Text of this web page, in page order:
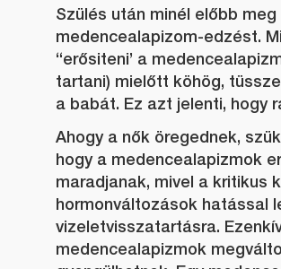
Szülés után minél előbb
medencealapizom-edzést.
“erősiteni’ a
tartani) mielőtt köhög,
a babát. Ez azt jelenti, hogy
Ahogy a nők öregednek,
hogy a medencealapizmok
maradjanak, mivel a kritikus
hormonváltozások hatással
vizeletvisszatartásra.
medencealapizmok